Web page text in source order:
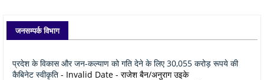
जनसम्पर्क विभाग
प्रदेश के विकास और जन-कल्याण को गति देने के लिए 30,055 करोड़ रूपये की
कैबिनेट स्वीकृति - Invalid Date - राजेश बैन/अनुराग उइके